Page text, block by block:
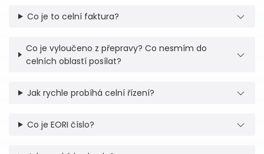
Co je to celní faktura?
Co je vyloučeno z přepravy? Co nesmím do
celních oblastí posílat?
Jak rychle probíhá celní řízení?
Co je EORI číslo?